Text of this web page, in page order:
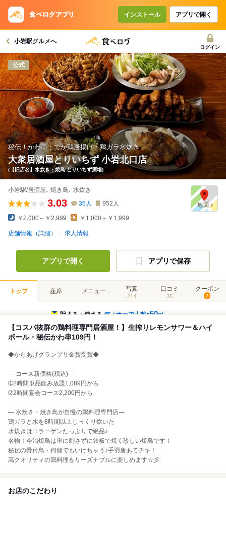
インストール アプリで開く
小岩駅グルメへ
ログイン
公式
秘伝！かわ串・でか鶏唐揚げ・鶏ガラ水炊き
大衆居酒屋とりいちず 小岩北口店
(【旧店名】水炊き・焼鳥 とりいちず酒場)
小岩駅/居酒屋､ 焼き鳥､ 水炊き
3.03 35人 952 人
￥2,000～￥2,999 ￥1,000～￥1,999
店舗情報（詳細） 求人情報
アプリで開く アプリで保存
トップ 座席 メニュー 写真
214
口コミ
35
クーポン
7
貯まる・使えるディナーで人数×50pt
【コスパ抜群の鶏料理専門居酒屋！】生搾りレモンサワー＆ハイ
ボール・秘伝かわ串109円！
◆からあげグランプリ金賞受賞◆
― コース新価格(税込)―
➀2時間単品飲み放題1,089円から
➁2時間宴会コース2,200円から
― 水炊き・焼き鳥が自慢の鶏料理専門店―
鶏ガラと水を8時間以上じっくり炊いた
水炊きはコラーゲンたっぷりで絶品♪
名物！今治焼鳥は串に刺さずに鉄板で焼く珍しい焼鳥です！
秘伝の骨付鳥・何個でもいけちゃう♪手羽唐あてチキ！
高クオリティの鶏料理をリーズナブルに楽しめます☆彡
お店のこだわり
コースで使えるクーポン
戻る
クーポンを利用せず予約する